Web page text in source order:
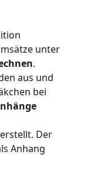
unter
.
aus und
bei
Der
Anhang